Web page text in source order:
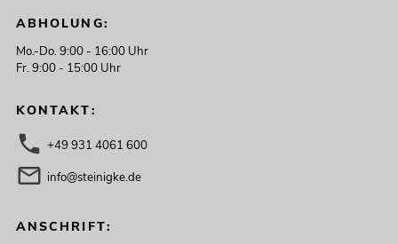
EUROLITE Set LED KLS-902 + M-4
Boxenhochständer
ABHOLUNG:
Mo.-Do. 9:00 - 16:00 Uhr
Fr. 9:00 - 15:00 Uhr
KONTAKT:
+49 931 4061 600
info@steinigke.de
ANSCHRIFT: